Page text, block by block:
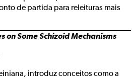
de partida para releituras mais
on Some Schizoid Mechanisms
introduz conceitos como a